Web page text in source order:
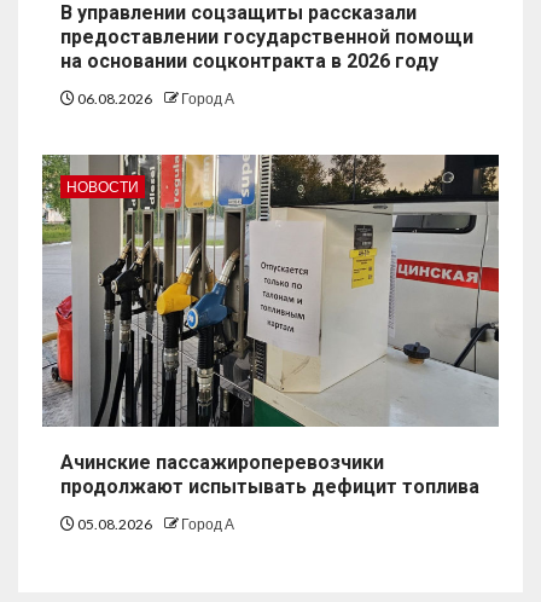
В управлении соцзащиты рассказали
предоставлении государственной помощи
на основании соцконтракта в 2026 году
06.08.2026 Город А
НОВОСТИ
Ачинские пассажироперевозчики
продолжают испытывать дефицит топлива
05.08.2026 Город А